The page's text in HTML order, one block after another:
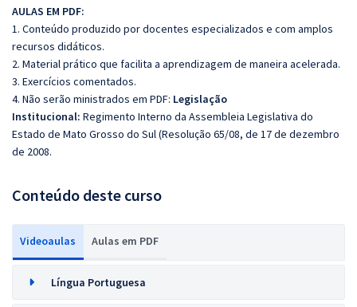
AULAS EM PDF:
1. Conteúdo produzido por docentes especializados e com amplos
recursos didáticos.
2. Material prático que facilita a aprendizagem de maneira acelerada.
3. Exercícios comentados.
4. Não serão ministrados em PDF: Legislação
Institucional: Regimento Interno da Assembleia Legislativa do
Estado de Mato Grosso do Sul (Resolução 65/08, de 17 de dezembro
de 2008.
Conteúdo deste curso
Videoaulas Aulas em PDF
Língua Portuguesa